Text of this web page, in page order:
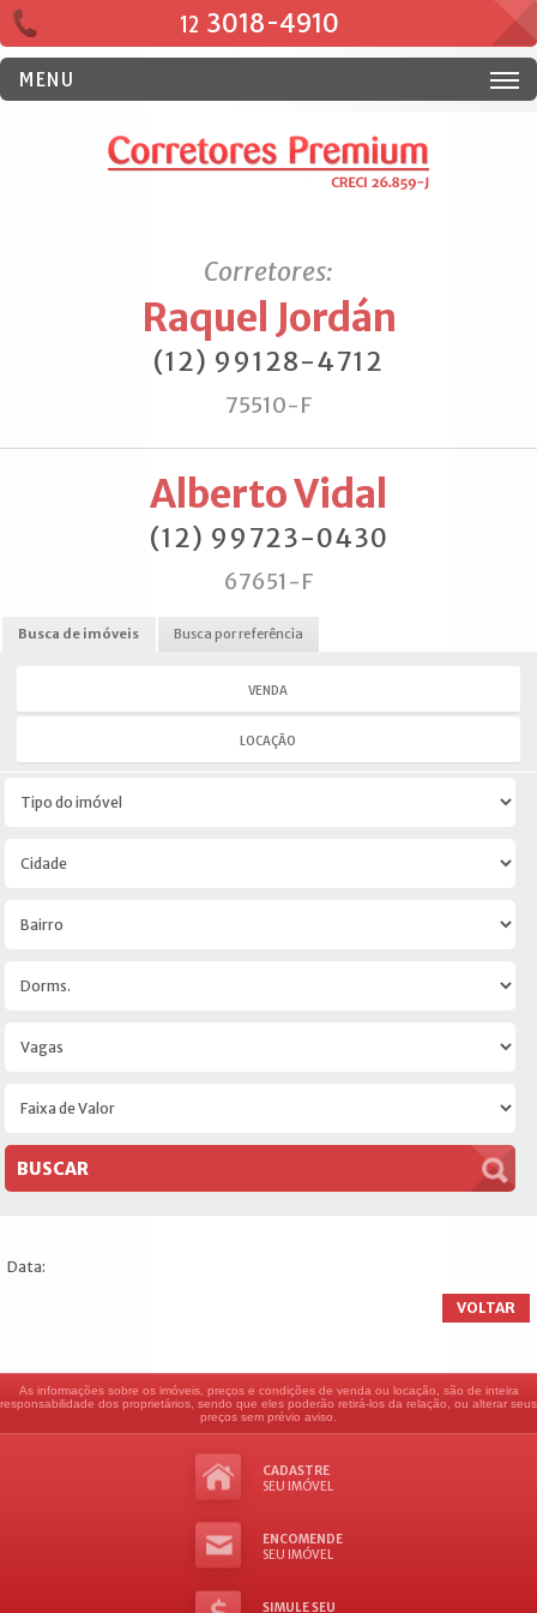
12 3018-4910
MENU
Corretores:
Raquel Jordán
(12) 99128-4712
75510-F
Alberto Vidal
(12) 99723-0430
67651-F
Busca de imóveis Busca por referência
VENDA
LOCAÇÃO
Data:
VOLTAR
As informações sobre os imóveis, preços e condições de venda ou locação, são de inteira
responsabilidade dos proprietários, sendo que eles poderão retirá-los da relação, ou alterar seus
preços sem prévio aviso.
CADASTRE
SEU IMÓVEL
ENCOMENDE
SEU IMÓVEL
SIMULE SEU